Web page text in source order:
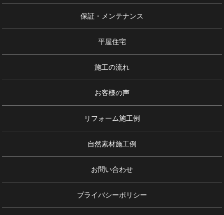
保証・メンテナンス
平屋住宅
施工の流れ
お客様の声
リフォーム施工例
自然素材施工例
お問い合わせ
プライバシーポリシー